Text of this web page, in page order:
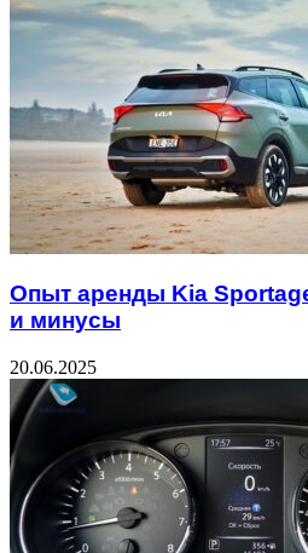
Опыт аренды Kia
и минусы
20.06.2025